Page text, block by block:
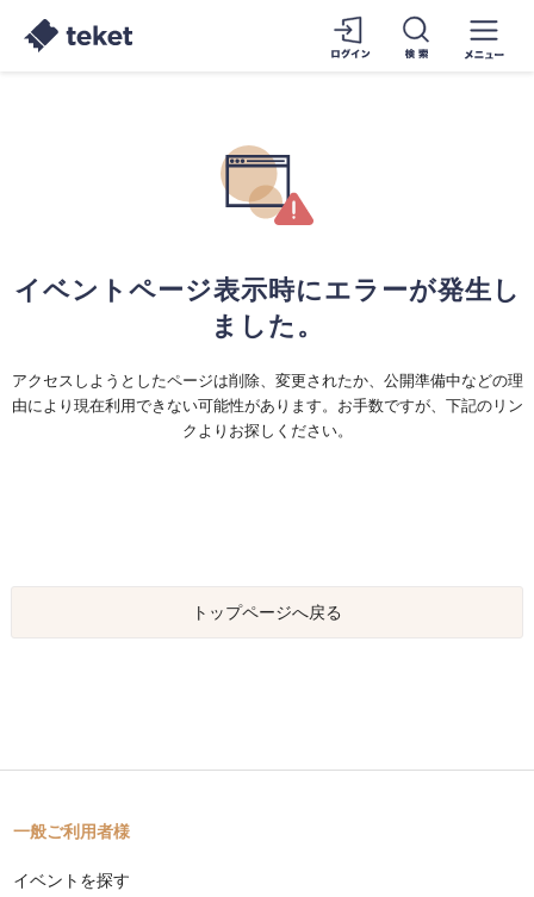
イベントページ表示時にエラーが発生し
ました。
アクセスしようとしたページは削除、変更されたか、公開準備中などの理
由により現在利用できない可能性があります。お手数ですが、下記のリン
クよりお探しください。
トップページへ戻る
一般ご利用者様
イベントを探す